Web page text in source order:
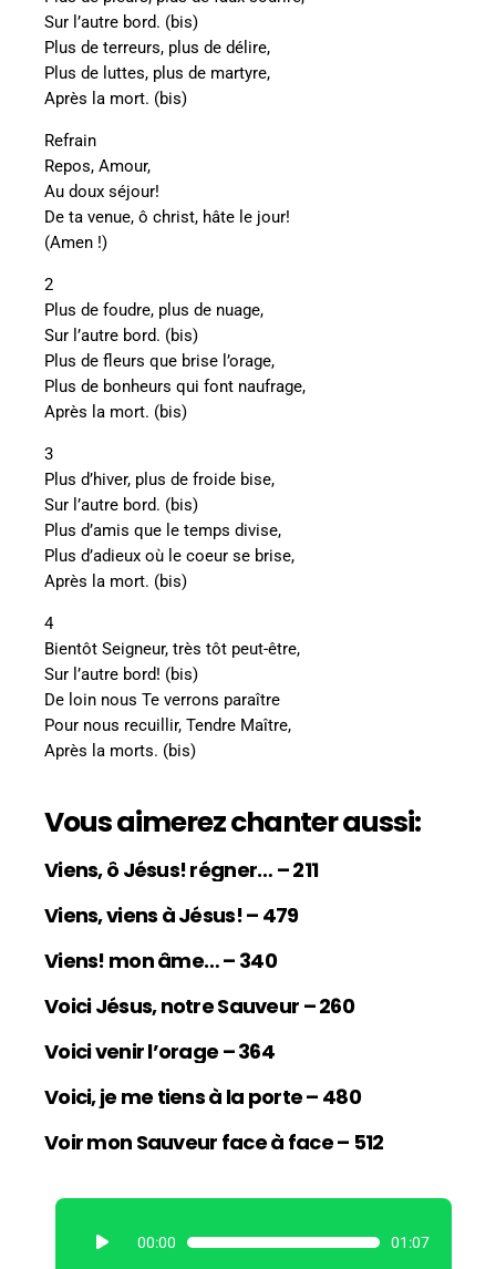
Sur l’autre bord. (bis)
Plus de terreurs, plus de délire,
Plus de luttes, plus de martyre,
Après la mort. (bis)
Refrain
Repos, Amour,
Au doux séjour!
De ta venue, ô christ, hâte le jour!
(Amen !)
2
Plus de foudre, plus de nuage,
Sur l’autre bord. (bis)
Plus de fleurs que brise l’orage,
Plus de bonheurs qui font naufrage,
Après la mort. (bis)
3
Plus d’hiver, plus de froide bise,
Sur l’autre bord. (bis)
Plus d’amis que le temps divise,
Plus d’adieux où le coeur se brise,
Après la mort. (bis)
4
Bientôt Seigneur, très tôt peut-être,
Sur l’autre bord! (bis)
De loin nous Te verrons paraître
Pour nous recuillir, Tendre Maître,
Après la morts. (bis)
Vous aimerez chanter aussi:
Viens, ô Jésus! régner… – 211
Viens, viens à Jésus! – 479
Viens! mon âme… – 340
Voici Jésus, notre Sauveur – 260
Voici venir l’orage – 364
Voici, je me tiens à la porte – 480
Voir mon Sauveur face à face – 512
00:00 01:07